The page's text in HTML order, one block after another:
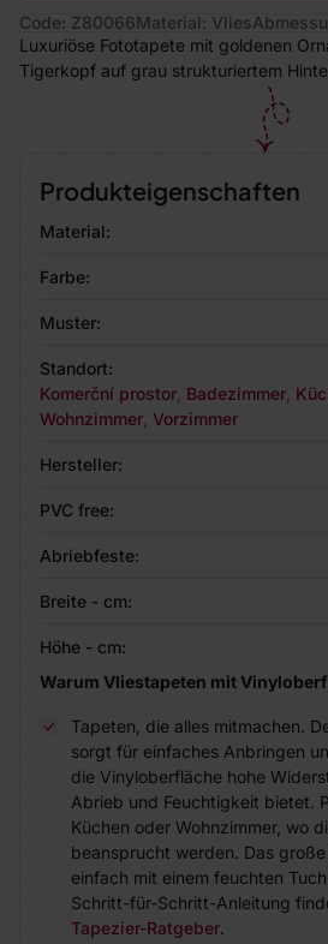
Code: Z80066Material: Vlies
Luxuriöse Fototapete mit goldenen
Tigerkopf auf grau strukturiertem
Produkteigenschaften
Material:
Farbe:
Muster:
Standort:
Komerční prostor Badezimmer
Wohnzimmer Vorzimmer
Hersteller:
PVC free:
Abriebfeste:
Breite - cm:
Höhe - cm:
Warum Vliestapeten mit
Tapeten, die alles mitmachen.
sorgt für einfaches Anbringen
die Vinyloberfläche hohe
Abrieb und Feuchtigkeit bietet.
Küchen oder Wohnzimmer, wo
beansprucht werden. Das
einfach mit einem feuchten
Schritt-für-Schritt-Anleitung
Tapezier-Ratgeber.